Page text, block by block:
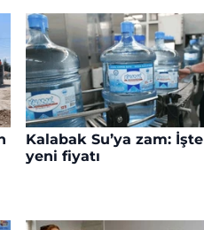
Kalabak Su’ya zam: İşte
yeni fiyatı